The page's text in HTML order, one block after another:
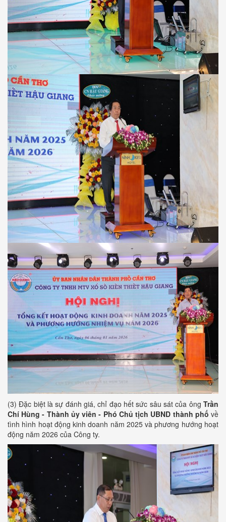
(3) Đặc biệt là sự đánh giá, chỉ đạo hết sức sâu sát của ông Trần
Chí Hùng - Thành ủy viên - Phó Chủ tịch UBND thành phố về
tình hình hoạt động kinh doanh năm 2025 và phương hướng hoạt
động năm 2026 của Công ty.